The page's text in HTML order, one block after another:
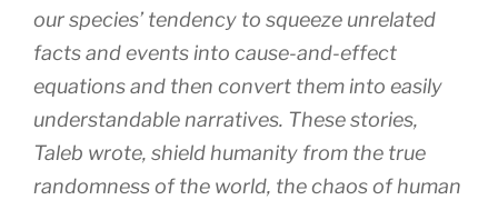
our species’ tendency to squeeze unrelated
facts and events into cause-and-effect
equations and then convert them into easily
understandable narratives. These stories,
Taleb wrote, shield humanity from the true
randomness of the world, the chaos of human